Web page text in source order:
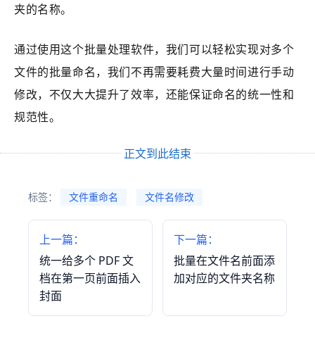
夹的名称。
通过使用这个批量处理软件，我们可以轻松实现对多个
文件的批量命名，我们不再需要耗费大量时间进行手动
修改，不仅大大提升了效率，还能保证命名的统一性和
规范性。
正文到此结束
标签： 文件重命名 文件名修改
上一篇：
统一给多个 PDF 文
档在第一页前面插入
封面
下一篇：
批量在文件名前面添
加对应的文件夹名称